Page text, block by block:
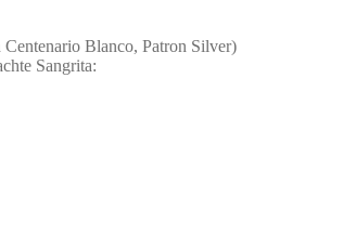
Blanco, Patron Silver)
Sangrita: